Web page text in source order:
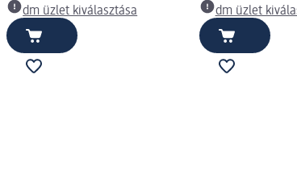
dm üzlet kiválasztása
dm üzlet